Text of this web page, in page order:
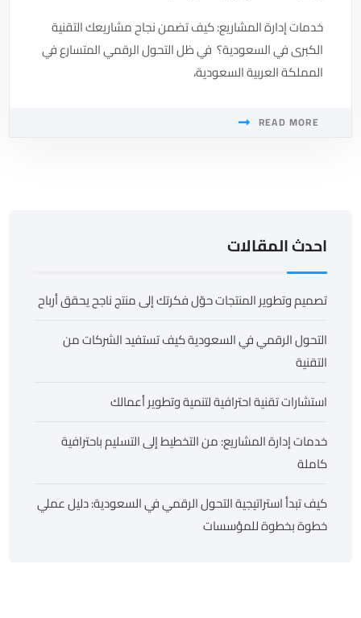
خدمات إدارة المشاريع: كيف تضمن نجاح مشاريعك التقنية
الكبرى في السعودية؟ في ظل التحول الرقمي المتسارع في
المملكة العربية السعودية،
READ MORE
احدث المقالات
تصميم وتطوير المنتجات حوّل فكرتك إلى منتج ناجح يحقق أرباح
التحول الرقمي في السعودية كيف تستفيد الشركات من
التقنية
استشارات تقنية احترافية لتنمية وتطوير أعمالك
خدمات إدارة المشاريع: من التخطيط إلى التسليم باحترافية
كاملة
كيف تبدأ استراتيجية التحول الرقمي في السعودية: دليل عملي
خطوة بخطوة للمؤسسات